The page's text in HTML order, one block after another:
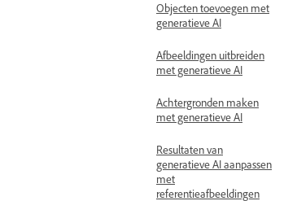
Objecten toevoegen met
generatieve AI
Afbeeldingen uitbreiden
met generatieve AI
Achtergronden maken
met generatieve AI
Resultaten van
generatieve AI aanpassen
met
referentieafbeeldingen